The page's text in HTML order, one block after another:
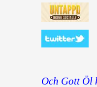
Och Gott Öl